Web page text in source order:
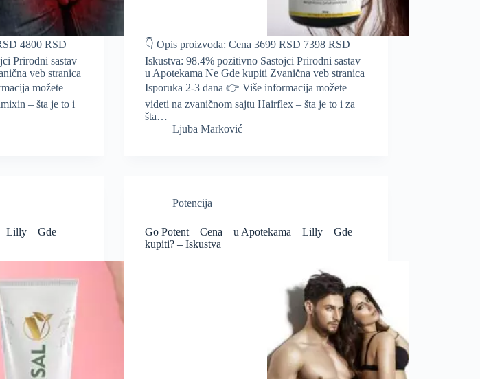
4800 RSD
Prirodni sastav
veb stranica
možete
– šta je to i
👇 Opis proizvoda: Cena 3699 RSD 7398 RSD
Iskustva: 98.4% pozitivno Sastojci Prirodni sastav
u Apotekama Ne Gde kupiti Zvanična veb stranica
Isporuka 2-3 dana 👉 Više informacija možete
videti na zvaničnom sajtu Hairflex – šta je to i za
šta…
Ljuba Marković
Lilly – Gde
Potencija
Go Potent – Cena – u Apotekama – Lilly – Gde
kupiti? – Iskustva